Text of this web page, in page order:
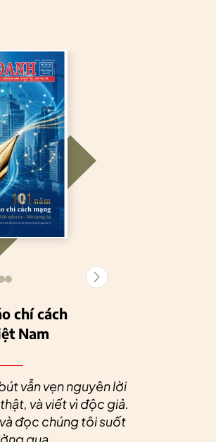
chí cách
Nam
vẫn vẹn nguyên lời
và viết vì độc giả.
đọc chúng tôi suốt
qua.